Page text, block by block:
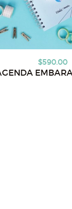
$590.00